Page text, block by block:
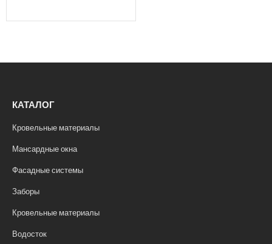
КАТАЛОГ
Кровельные материалы
Мансардные окна
Фасадные системы
Заборы
Кровельные материалы
Водосток